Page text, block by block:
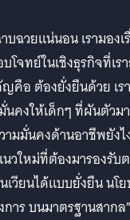
บฉวยแน่นอน เรามองเ
จทย์ในเชิงธุรกิจที่เร
อ ต้องยั่งยืนด้วย เรา
นคงให้เด็กๆ ที่ผันตัว
ามมั่นคงด้านอาชีพยังไ
วใหม่ที่ต้องมารองรับ
เวียนได้แบบยั่งยืน นโ
าร บนมาตรฐานสากล”